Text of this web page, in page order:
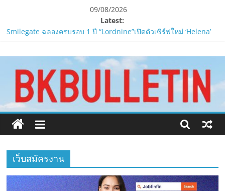
content
09/08/2026
Latest:
Smilegate ฉลองครบรอบ 1 ปี “Lordnine”เปิดตัวเซิร์ฟใหม่ ‘Helena’
PIPPER STANDARD® เปิดตัวแชมพูอาบน้ำ และ โฟมอาบแห้งสัตว์
เลี้ยง
ห้ามพลาด! Smilegate เปิดตัว ‘เฮเลนา’ เซิร์ฟเวอร์ใหม่ของ
LORDNINE 29 ก.ค. นี้
LORDNINE ครบรอบ 1 ปี! Smilegate เปิด “Helena” เซิร์ฟฯ ใหม่
พร้อมอาวุธเคียวและศึกกิลด์-PvP เดือดครึ่งปีหลัง 2026
เสนอ
ข่าว
ครบ
ทุก
เว็บสมัครงาน